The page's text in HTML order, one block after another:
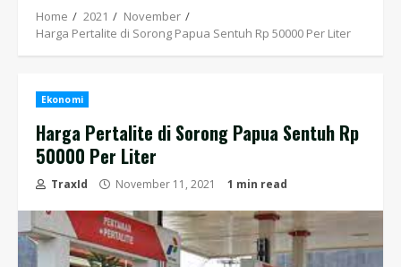
Home 2021
November
Harga Pertalite di Sorong Papua Sentuh Rp 50000 Per Liter
Ekonomi
Harga Pertalite di Sorong Papua Sentuh Rp
50000 Per Liter
TraxId November 11, 2021 1 min read